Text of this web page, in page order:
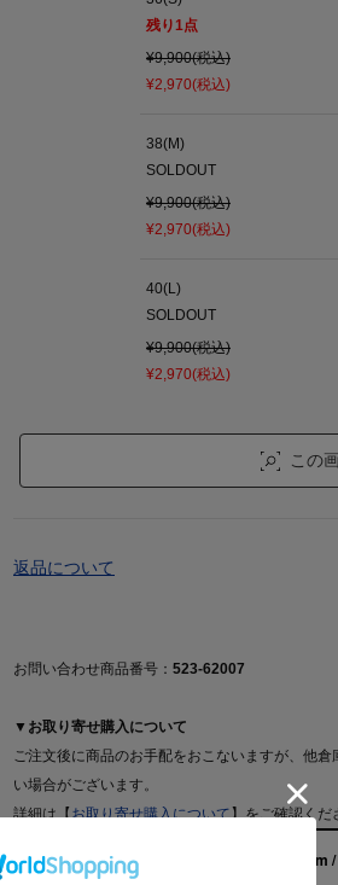
残り1点
¥9,900(税込)
¥2,970(税込)
38(M)
SOLDOUT
¥9,900(税込)
¥2,970(税込)
40(L)
SOLDOUT
¥9,900(税込)
¥2,970(税込)
この
返品について
お問い合わせ商品番号： 523-62007
▼お取り寄せ購入について
ご注文後に商品のお手配をおこないますが、他
い場合がございます。
詳細は【お取り寄せ購入について】をご確認くだ
158cm